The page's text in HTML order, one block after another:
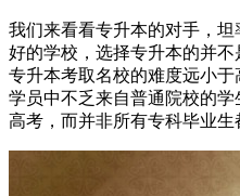
我们来看看专升本的对手，
好的学校，选择专升本的并
专升本考取名校的难度远小
学员中不乏来自普通院校的
高考，而并非所有专科毕业生